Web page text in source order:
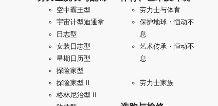
空中霸王型
宇宙计型迪通拿
日志型
女装日志型
星期日历型
探险家型
探险家型 II
格林尼治型 II
劳力士与体育
保护地球・恒动不
息
艺术传承・恒动不
息
劳力士家族